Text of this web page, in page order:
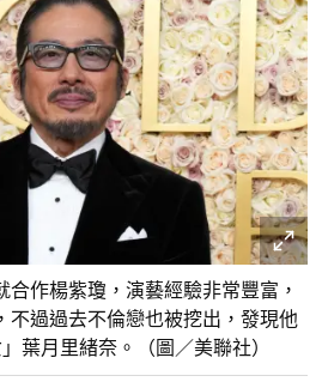
作楊紫瓊，演藝經驗非常豐富，
不過過去不倫戀也被挖出，發現他
葉月里緒奈。（圖／美聯社）